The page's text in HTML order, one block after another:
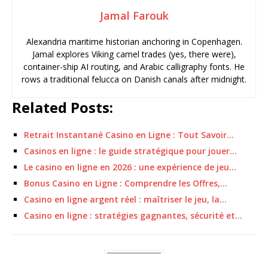
Jamal Farouk
Alexandria maritime historian anchoring in Copenhagen.
Jamal explores Viking camel trades (yes, there were),
container-ship AI routing, and Arabic calligraphy fonts. He
rows a traditional felucca on Danish canals after midnight.
Related Posts:
Retrait Instantané Casino en Ligne : Tout Savoir…
Casinos en ligne : le guide stratégique pour jouer…
Le casino en ligne en 2026 : une expérience de jeu…
Bonus Casino en Ligne : Comprendre les Offres,…
Casino en ligne argent réel : maîtriser le jeu, la…
Casino en ligne : stratégies gagnantes, sécurité et…